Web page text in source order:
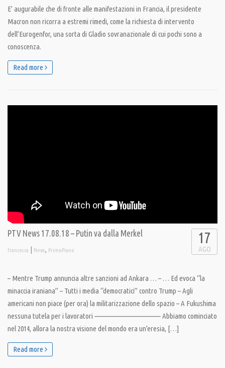
E’ augurabile che di fronte alle manifestazioni in Francia, il presidente
Macron non ricorra a estremi rimedi, come la richiesta di intervento
dell’Eurogenfor, una sorta di Gladio sovranazionale di cui pochi sono a
conoscenza.
Read more
PTV News 17.08.18 – Putin va dalla Merkel
francesca | News, PrimoPiano
17
AGO
– Mentre Trump annuncia altre sanzioni ad Ankara … – … Ed evoca “la
minaccia iraniana” – Tutti i media “democratici” contro Trump – Agli
americani non piace (per ora) la militarizzazione dello spazio – A Fukushima
nessuna tutela per i lavoratori ———————————— Abbiamo cominciato
nel 2014, allora la nostra visione del mondo era un’eresia, […]
Read more